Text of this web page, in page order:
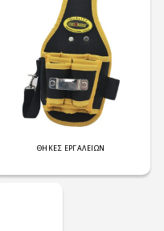
ΘΗΚΕΣ ΕΡΓΑΛΕΙΩΝ